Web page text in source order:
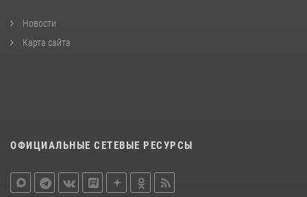
Новости
Карта сайта
ОФИЦИАЛЬНЫЕ СЕТЕВЫЕ РЕСУРСЫ